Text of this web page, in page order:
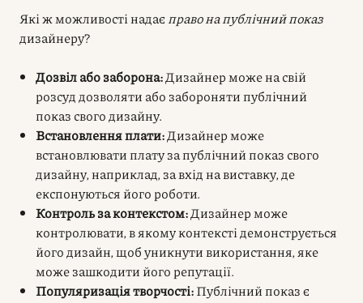
Які ж можливості надає право на публічний показ
дизайнеру?
Дозвіл або заборона:Дизайнер може на свій
розсуд дозволяти або забороняти публічний
показ свого дизайну.
Встановлення плати:Дизайнер може
встановлювати плату за публічний показ свого
дизайну, наприклад, за вхід на виставку, де
експонуються його роботи.
Контроль за контекстом:Дизайнер може
контролювати, в якому контексті демонструється
його дизайн, щоб уникнути використання, яке
може зашкодити його репутації.
Популяризація творчості:Публічний показ є